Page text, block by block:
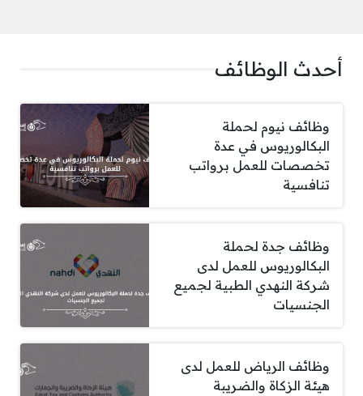
أحدث الوظائف
وظائف نيوم لحملة
البكالوريوس في عدة
تخصصات للعمل برواتب
تنافسية
وظائف جدة لحملة
البكالوريوس للعمل لدى
شركة النهدي الطبية لجميع
الجنسيات
وظائف الرياض للعمل لدى
هيئة الزكاة والضريبة